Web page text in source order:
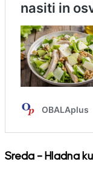
Sreda – Hladna